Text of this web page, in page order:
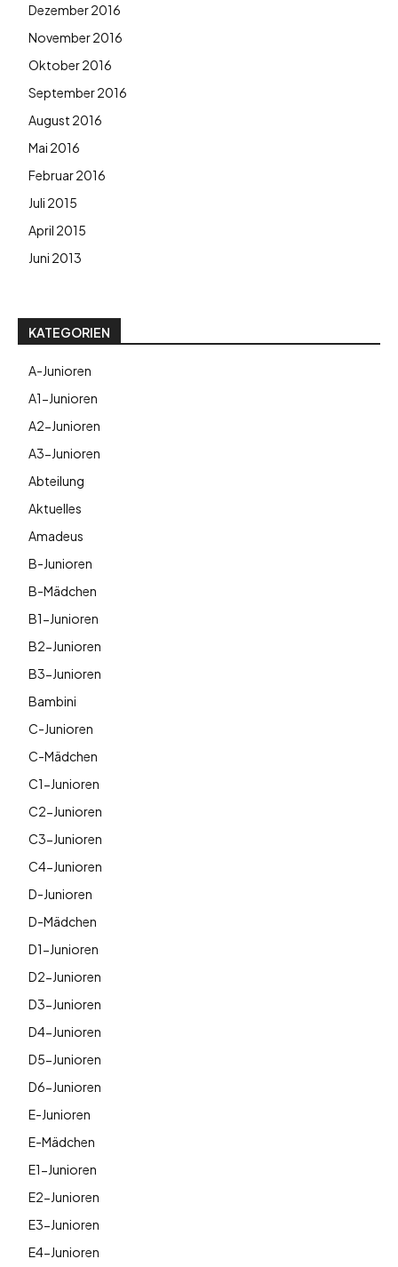
Dezember 2016
November 2016
Oktober 2016
September 2016
August 2016
Mai 2016
Februar 2016
Juli 2015
April 2015
Juni 2013
KATEGORIEN
A-Junioren
A1-Junioren
A2-Junioren
A3-Junioren
Abteilung
Aktuelles
Amadeus
B-Junioren
B-Mädchen
B1-Junioren
B2-Junioren
B3-Junioren
Bambini
C-Junioren
C-Mädchen
C1-Junioren
C2-Junioren
C3-Junioren
C4-Junioren
D-Junioren
D-Mädchen
D1-Junioren
D2-Junioren
D3-Junioren
D4-Junioren
D5-Junioren
D6-Junioren
E-Junioren
E-Mädchen
E1-Junioren
E2-Junioren
E3-Junioren
E4-Junioren